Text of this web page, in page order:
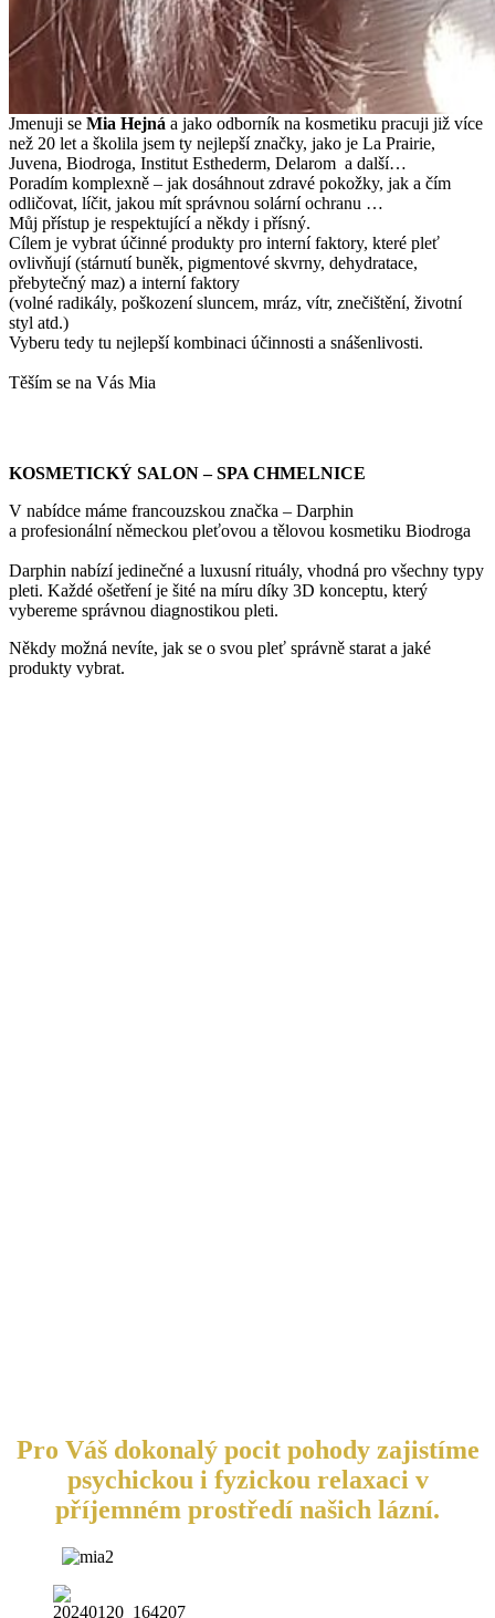
Jmenuji se Mia Hejná a jako odborník na kosmetiku pracuji již více
než 20 let a školila jsem ty nejlepší značky, jako je La Prairie,
Juvena, Biodroga, Institut Esthederm, Delarom a další…
Poradím komplexně – jak dosáhnout zdravé pokožky, jak a čím
odličovat, líčit, jakou mít správnou solární ochranu …
Můj přístup je respektující a někdy i přísný.
Cílem je vybrat účinné produkty pro interní faktory, které pleť
ovlivňují (stárnutí buněk, pigmentové skvrny, dehydratace,
přebytečný maz) a interní faktory
(volné radikály, poškození sluncem, mráz, vítr, znečištění, životní
styl atd.)
Vyberu tedy tu nejlepší kombinaci účinnosti a snášenlivosti.
Těším se na Vás Mia
KOSMETICKÝ SALON – SPA CHMELNICE
V nabídce máme francouzskou značka – Darphin
a profesionální německou pleťovou a tělovou kosmetiku Biodroga
Darphin nabízí jedinečné a luxusní rituály, vhodná pro všechny typy
pleti. Každé ošetření je šité na míru díky 3D konceptu, který
vybereme správnou diagnostikou pleti.
Někdy možná nevíte, jak se o svou pleť správně starat a jaké
produkty vybrat.
Pro Váš dokonalý pocit pohody zajistíme
psychickou i fyzickou relaxaci v
příjemném prostředí našich lázní.